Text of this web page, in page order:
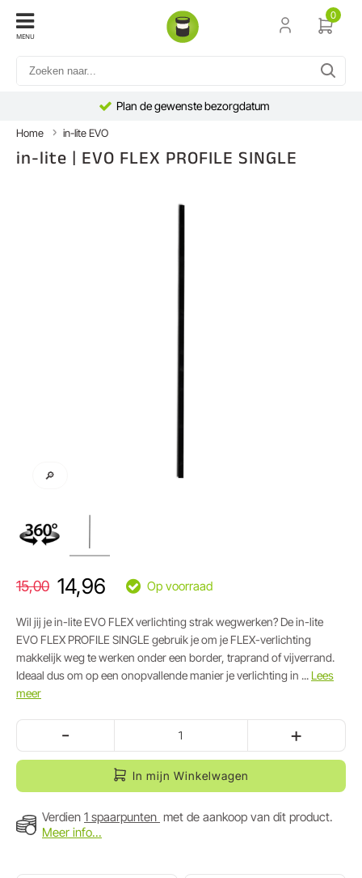
MENU
0
Plan de gewenste bezorgdatum
Home in-lite EVO
in-lite | EVO FLEX PROFILE SINGLE
🔎
15,00 14,96 Op voorraad
Wil jij je in-lite EVO FLEX verlichting strak wegwerken? De in-lite
EVO FLEX PROFILE SINGLE gebruik je om je FLEX-verlichting
makkelijk weg te werken onder een border, traprand of vijverrand.
Ideaal dus om op een onopvallende manier je verlichting in ... Lees
meer
- +
In mijn Winkelwagen
Verdien 1 spaarpunten met de aankoop van dit product.
Meer info...